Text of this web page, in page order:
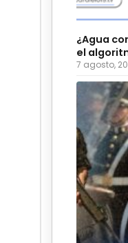
¿Agua
el
7 agosto,